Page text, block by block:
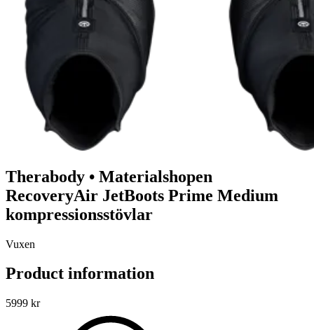
Therabody • Materialshopen
RecoveryAir JetBoots Prime Medium
kompressionsstövlar
Vuxen
Product information
5999 kr